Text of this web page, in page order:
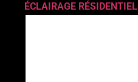
ÉCLAIRAGE RÉSIDENTIEL